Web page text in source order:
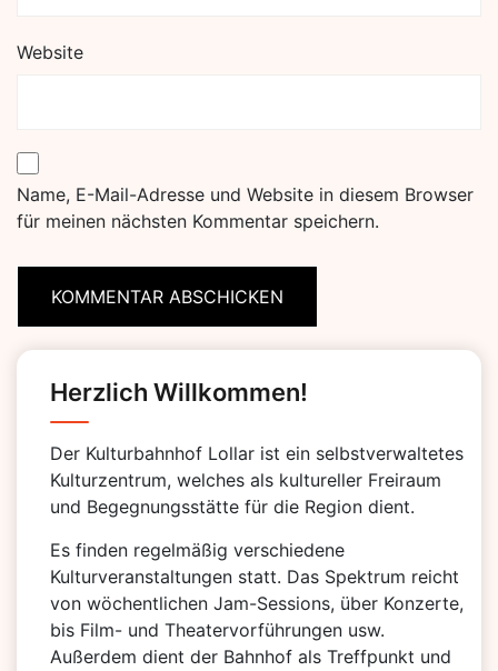
Website
Name, E-Mail-Adresse und Website in diesem Browser
für meinen nächsten Kommentar speichern.
Herzlich Willkommen!
Der Kulturbahnhof Lollar ist ein selbstverwaltetes
Kulturzentrum, welches als kultureller Freiraum
und Begegnungsstätte für die Region dient.
Es finden regelmäßig verschiedene
Kulturveranstaltungen statt. Das Spektrum reicht
von wöchentlichen Jam-Sessions, über Konzerte,
bis Film- und Theatervorführungen usw.
Außerdem dient der Bahnhof als Treffpunkt und